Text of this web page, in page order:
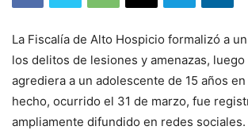
La Fiscalía de Alto Hospicio formalizó a
los delitos de lesiones y amenazas, luego
agrediera a un adolescente de 15 años
hecho, ocurrido el 31 de marzo, fue
ampliamente difundido en redes sociales.